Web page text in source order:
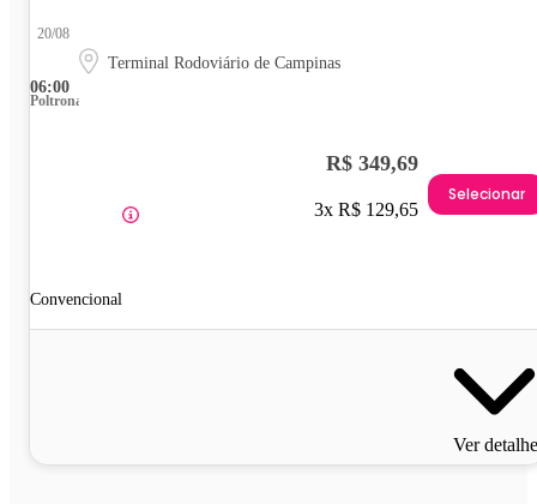
06:00
20/08
Terminal Rodoviário de Campinas
Poltrona
Convencional
R$ 349,69
3x R$ 129,65
Selecionar
Ver